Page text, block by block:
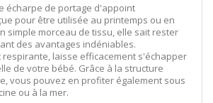
écharpe de portage d'appoint
pour être utilisée au printemps ou en
simple morceau de tissu, elle sait rester
des avantages indéniables.
respirante, laisse efficacement s'échapper
de votre bébé. Grâce à la structure
vous pouvez en profiter également sous
ou à la mer.